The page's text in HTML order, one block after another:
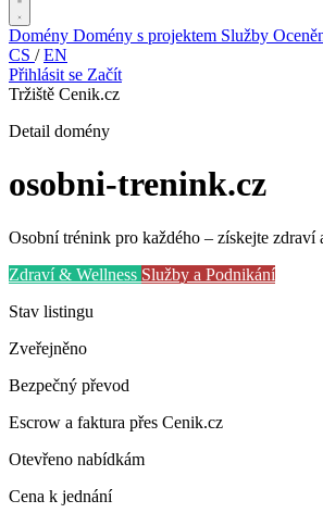
Domény Domény s projektem Služby
CS / EN
Přihlásit se Začít
Tržiště Cenik.cz
Detail domény
osobni-trenink.cz
Osobní trénink pro každého – získejte zdraví
Zdraví & Wellness Služby a Podnikání
Stav listingu
Zveřejněno
Bezpečný převod
Escrow a faktura přes Cenik.cz
Otevřeno nabídkám
Cena k jednání